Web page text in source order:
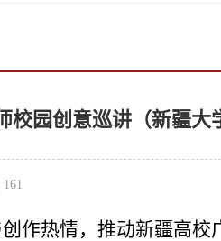
校园创意巡讲（新疆大
161
作热情，推动新疆高校